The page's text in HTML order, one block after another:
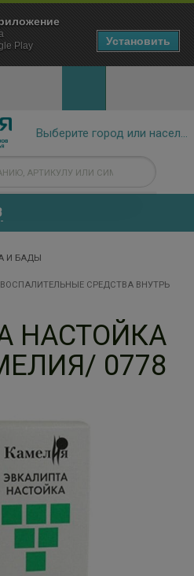
И БАДЫ
СРЕДСТВА ВНУТРЬ
НАСТОЙКА
0778
Play
Установить